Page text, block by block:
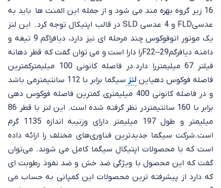
16 زیر گروه بهره مند می شود و از جمله این المنت ها باید به
عدسیFLD و 4 عدسی SLD در قالب اپتیکال توجه کرد. این لنز
یک موتور اتوفوکوس چند مرحله ای نیز دارد، دیافراگم 9 تیغه و
دامنه دیافرگمF22–29را دارا است و می توان گفت که قطر دهانه
فیلتر 67 میلیمتررا دارد.در فاصله کانونی 100 میلیمترکمترین
فاصله فوکوس دهیاین لنز
سیگما برابر با 112 سانتیمترمی باشد
و در فاصله کانونی 400 میلیمتری کمترین فاصله فوکوس دهی
برابر با 160 سانتیمتردر نظر گرفته شده است. این لنز با قطر 86
میلیمتر و طول 197 میلیمتر دارای وزنیبه اندازه 1135 گرم
است.شرکت سیگما جدیدترین فناوری‌های مختلف را ارائه داده
است که با محصولات اپتیکال سیگما کامل می شوند. می‌توان
گفت که این محصول با ویژگی ضد خش و ضد نفوذ رطوبت ای
که دارد از پیشرفته ترین محصولات این کمپانی به حساب می